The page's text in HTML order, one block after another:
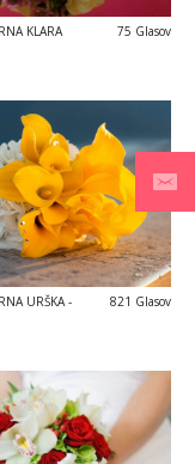
KLARA 75 Glasov
URŠKA -
821 Glasov